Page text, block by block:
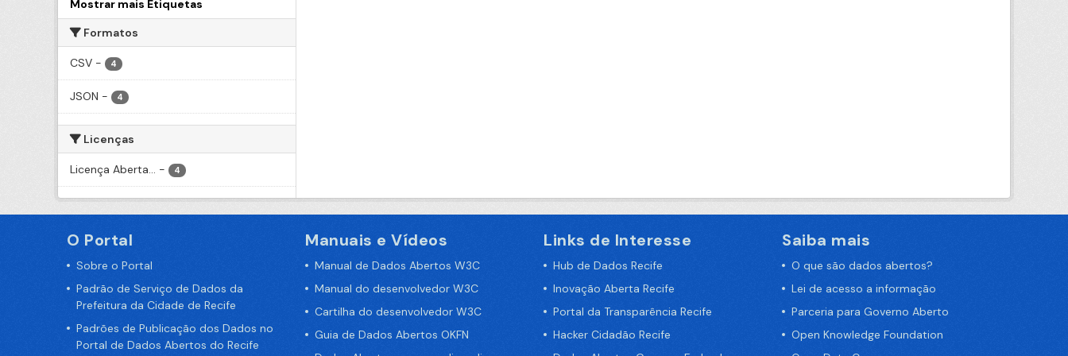
Mostrar mais Etiquetas
Formatos
CSV - 4
JSON - 4
Licenças
Licença Aberta... - 4
O Portal
Sobre o Portal
Padrão de Serviço de Dados da
Prefeitura da Cidade de Recife
Padrões de Publicação dos Dados no
Portal de Dados Abertos do Recife
Manuais e Vídeos
Manual de Dados Abertos W3C
Manual do desenvolvedor W3C
Cartilha do desenvolvedor W3C
Guia de Dados Abertos OKFN
Links de Interesse
Hub de Dados Recife
Inovação Aberta Recife
Portal da Transparência Recife
Hacker Cidadão Recife
Saiba mais
O que são dados abertos?
Lei de acesso a informação
Parceria para Governo Aberto
Open Knowledge Foundation